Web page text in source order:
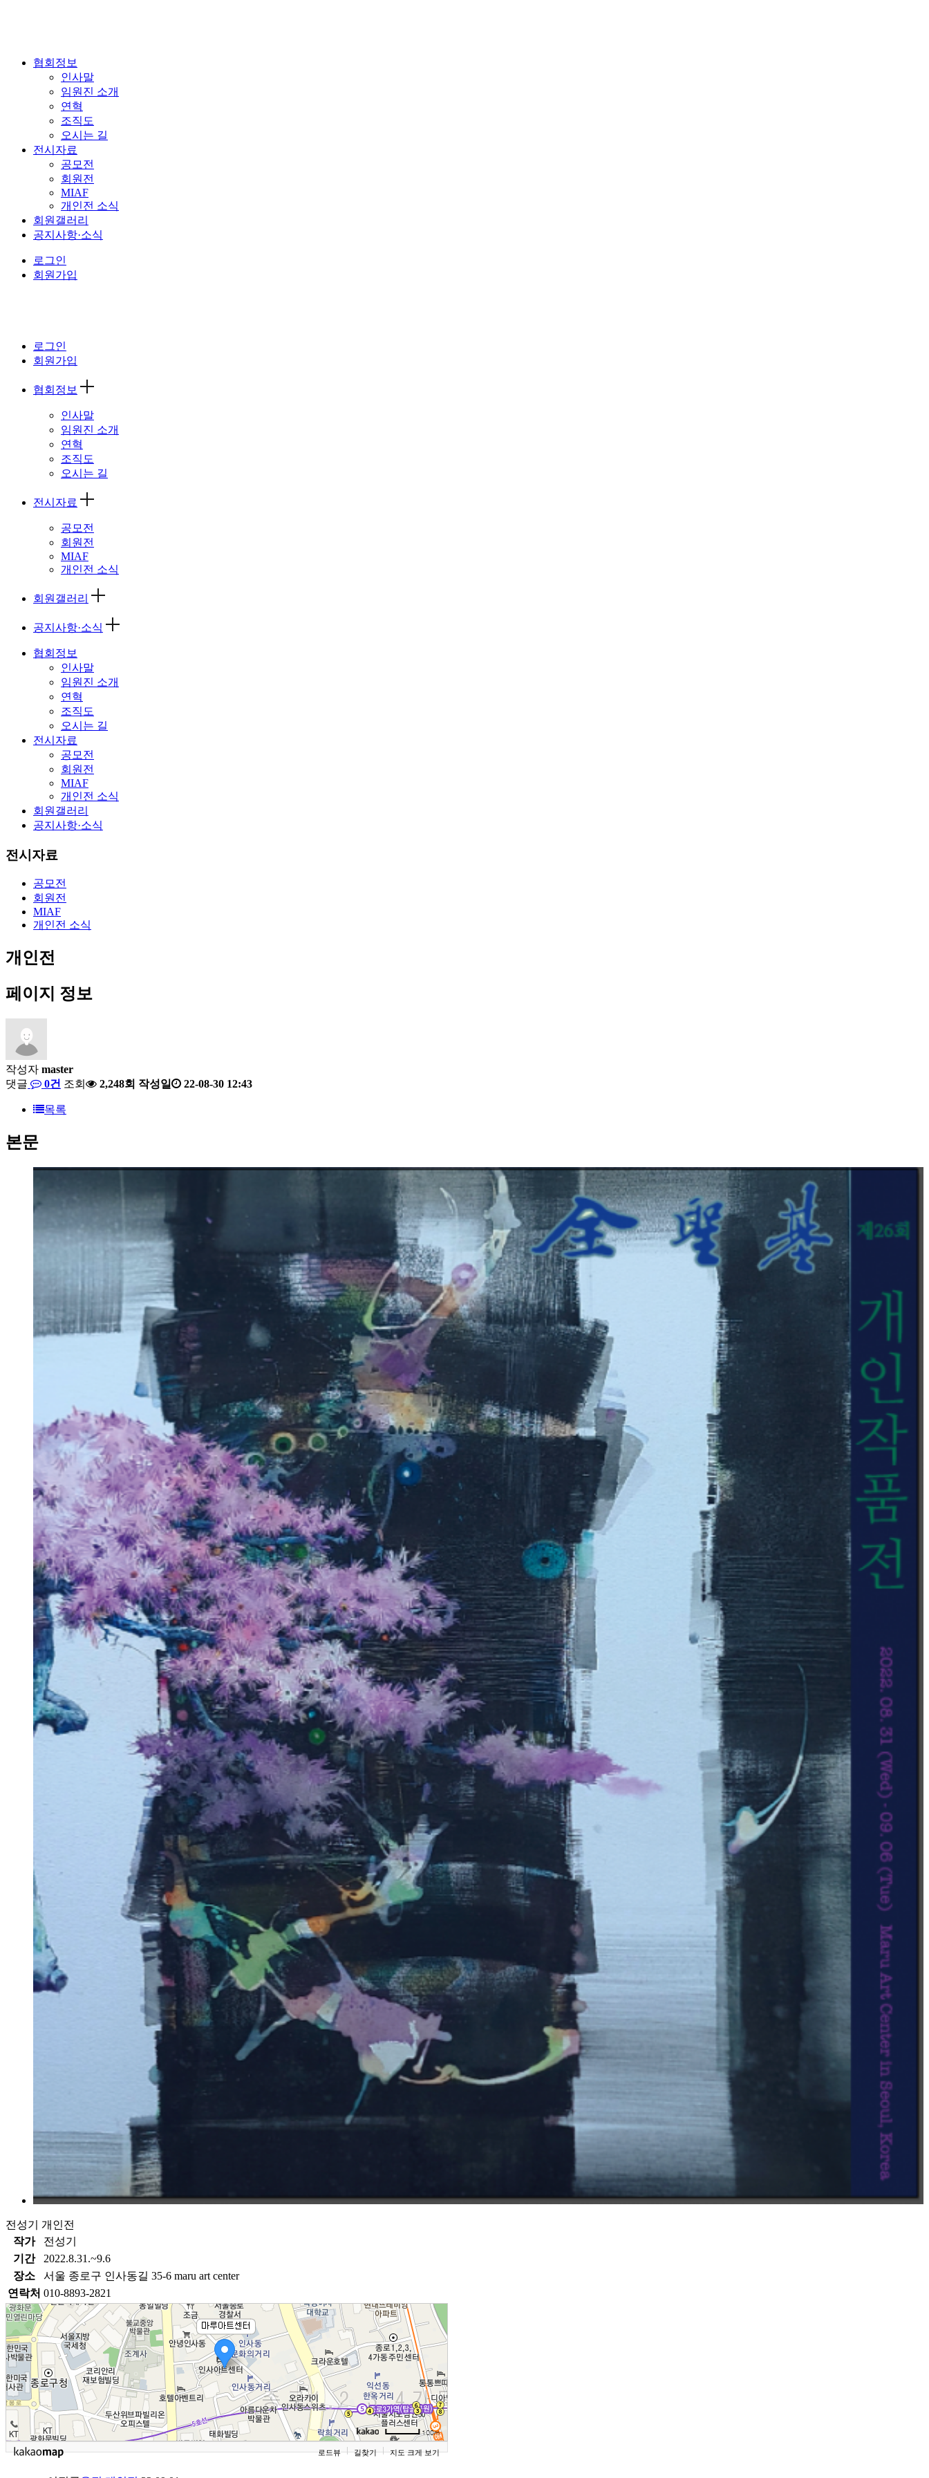
협회정보
인사말
임원진 소개
연혁
조직도
오시는 길
전시자료
공모전
회원전
MIAF
개인전 소식
회원갤러리
공지사항·소식
로그인
회원가입
로그인
회원가입
협회정보
인사말
임원진 소개
연혁
조직도
오시는 길
전시자료
공모전
회원전
MIAF
개인전 소식
회원갤러리
공지사항·소식
협회정보
인사말
임원진 소개
연혁
조직도
오시는 길
전시자료
공모전
회원전
MIAF
개인전 소식
회원갤러리
공지사항·소식
전시자료
공모전
회원전
MIAF
개인전 소식
개인전
페이지 정보
작성자 master
댓글
0건 조회 2,248회 작성일 22-08-30 12:43
목록
본문
전성기 개인전
작가
전성기
기간
2022.8.31.~9.6
장소
서울 종로구 인사동길 35-6 maru art center
연락처 010-8893-2821
로드뷰 길찾기 지도 크게 보기